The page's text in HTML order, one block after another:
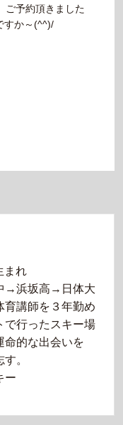
予約頂きました
すか～(^^)/
まれ
→浜坂高→日体大
育講師を３年勤め
で行ったスキー場
命的な出会いを
。
ー